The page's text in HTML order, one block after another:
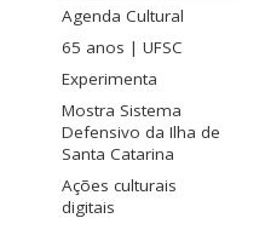
Agenda Cultural
65 anos | UFSC
Experimenta
Mostra Sistema
Defensivo da Ilha de
Santa Catarina
Ações culturais
digitais